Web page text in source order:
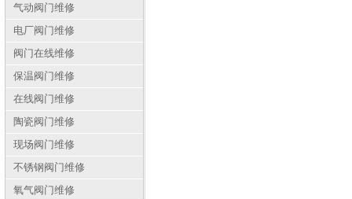
气动阀门维修
电厂阀门维修
阀门在线维修
保温阀门维修
在线阀门维修
陶瓷阀门维修
现场阀门维修
不锈钢阀门维修
氧气阀门维修